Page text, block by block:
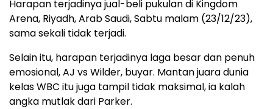
Harapan terjadinya jual-beli pukulan di Kingdom
Arena, Riyadh, Arab Saudi, Sabtu malam (23/12/23),
sama sekali tidak terjadi.
Selain itu, harapan terjadinya laga besar dan penuh
emosional, AJ vs Wilder, buyar. Mantan juara dunia
kelas WBC itu juga tampil tidak maksimal, ia kalah
angka mutlak dari Parker.